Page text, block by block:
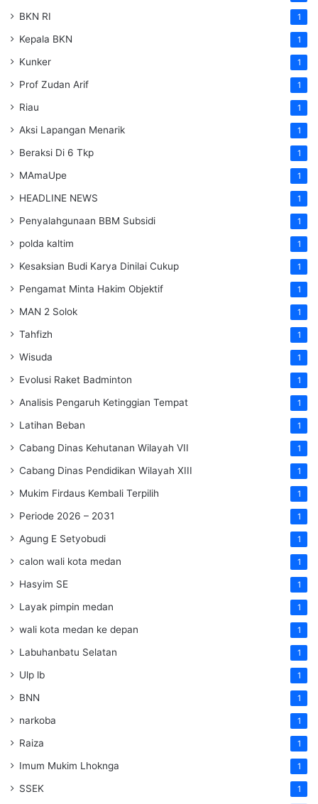
BKN RI 1
Kepala BKN 1
Kunker 1
Prof Zudan Arif 1
Riau 1
Aksi Lapangan Menarik 1
Beraksi Di 6 Tkp 1
MAmaUpe 1
HEADLINE NEWS 1
Penyalahgunaan BBM Subsidi 1
polda kaltim 1
Kesaksian Budi Karya Dinilai Cukup 1
Pengamat Minta Hakim Objektif 1
MAN 2 Solok 1
Tahfizh 1
Wisuda 1
Evolusi Raket Badminton 1
Analisis Pengaruh Ketinggian Tempat 1
Latihan Beban 1
Cabang Dinas Kehutanan Wilayah VII 1
Cabang Dinas Pendidikan Wilayah XIII 1
Mukim Firdaus Kembali Terpilih 1
Periode 2026 – 2031 1
Agung E Setyobudi 1
calon wali kota medan 1
Hasyim SE 1
Layak pimpin medan 1
wali kota medan ke depan 1
Labuhanbatu Selatan 1
Ulp lb 1
BNN 1
narkoba 1
Raiza 1
Imum Mukim Lhoknga 1
SSEK 1